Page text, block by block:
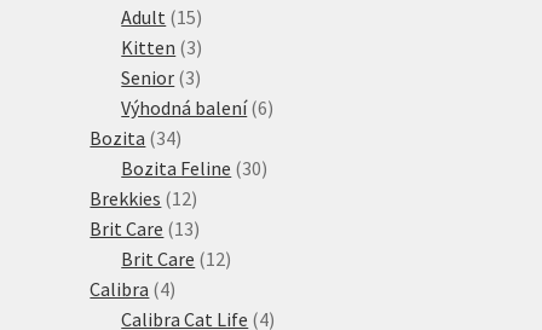
Adult 1515
produktů
Kitten 33
produkty
Senior 33
produkty
Výhodná balení 66
Bozita 3434
produktů
Bozita Feline 3030
Brekkies 1212
produktů
Brit Care 1313
produktů
Brit Care 1212
Calibra 44
produkty
Calibra Cat Life 44